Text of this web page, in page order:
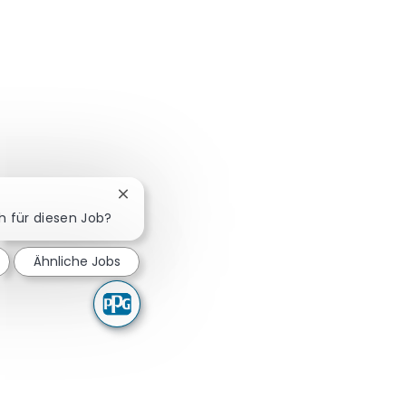
für diesen Job?
Chatbot-Benachrichtigung schließen
Ähnliche Jobs